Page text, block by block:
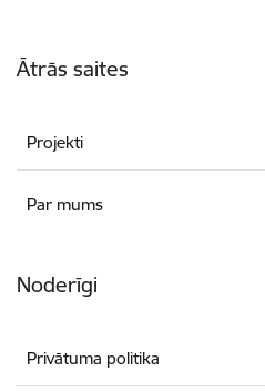
Ātrās saites
Projekti
Par mums
Noderīgi
Privātuma politika